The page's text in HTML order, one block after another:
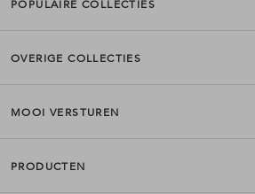
duurzaam papier.
POPULAIRE COLLECTIES
OVERIGE COLLECTIES
MOOI VERSTUREN
PRODUCTEN